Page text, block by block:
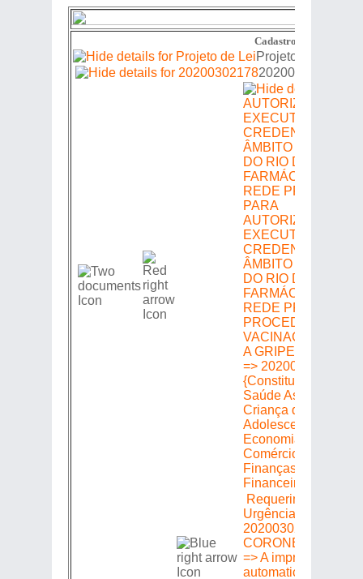
Cadastro de
Projeto de Lei
20200302178
AUTORIZA O
EXECUTIVO A
CREDENCIAR NO
ÂMBITO DO
DO RIO DE
FARMÁCIAS DA
REDE PRIVADA
PROCEDER A
VACINAÇÃO
A GRIPE EM
=> 20200302178 =>
{Constituição e
Saúde Assuntos da
Criança do
Adolescente e do
Economia Indústria
Comércio
Finanças
Financeira e
Requerimento de
Urgência =>
20200302178 =>
CORONEL SALEMA
=> A imprimir.
automaticamente